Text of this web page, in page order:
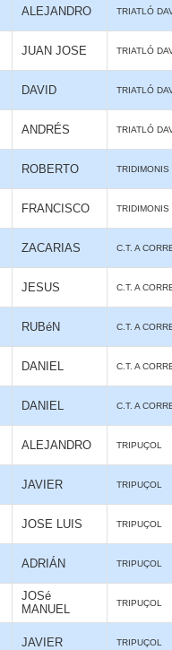
ALEJANDRO TRIATLÓ
JUAN JOSE TRIATLÓ
DAVID TRIATLÓ
ANDRÉS TRIATLÓ
ROBERTO TRIDIMONIS
FRANCISCO TRIDIMONIS
ZACARIAS C.T. A
JESUS C.T. A
RUBéN C.T. A
DANIEL C.T. A
DANIEL C.T. A
ALEJANDRO TRIPUÇOL
JAVIER TRIPUÇOL
JOSE LUIS TRIPUÇOL
ADRIÁN TRIPUÇOL
JOSé
MANUEL
TRIPUÇOL
JAVIER TRIPUÇOL